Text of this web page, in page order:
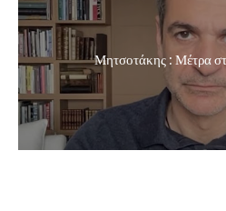
Μητσοτάκης : Μέτρα